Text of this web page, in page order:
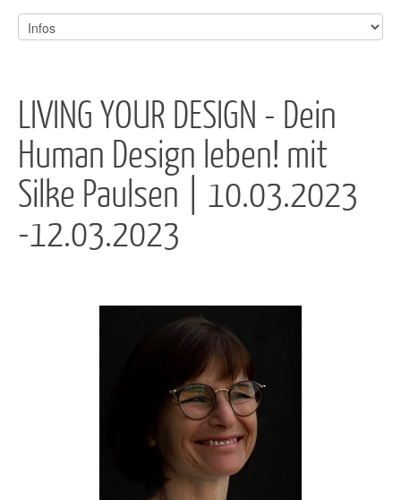
LIVING YOUR DESIGN - Dein
Human Design leben! mit
Silke Paulsen | 10.03.2023
-12.03.2023